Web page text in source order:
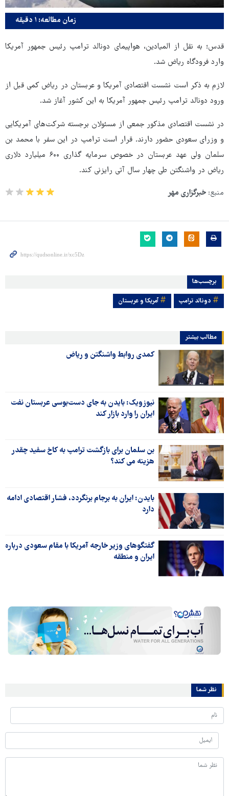
زمان مطالعه: ۱ دقیقه
قدس؛ به نقل از المیادین، هواپیمای دونالد ترامپ رئیس جمهور آمریکا
وارد فرودگاه ریاض شد.
لازم به ذکر است نشست اقتصادی آمریکا و عربستان در ریاض کمی قبل از
ورود دونالد ترامپ رئیس جمهور آمریکا به این کشور آغاز شد.
در نشست اقتصادی مذکور جمعی از مسئولان برجسته شرکت‌های آمریکایی
و وزرای سعودی حضور دارند. قرار است ترامپ در این سفر با محمد بن
سلمان ولی عهد عربستان در خصوص سرمایه گذاری ۶۰۰ میلیارد دلاری
ریاض در واشنگتن طی چهار سال آتی رایزنی کند.
منبع: خبرگزاری مهر
برچسب‌ها
دونالد ترامپ آمریکا و عربستان
مطالب بیشتر
کمدی روابط واشنگتن و ریاض
نیوزویک: بایدن به جای دست‌بوسی عربستان نفت
ایران را وارد بازار کند
بن سلمان برای بازگشت ترامپ به کاخ سفید چقدر
هزینه می کند؟
بایدن: ایران به برجام برنگردد، فشار اقتصادی ادامه
دارد
گفتگوهای وزیر خارجه آمریکا با مقام سعودی درباره
ایران و منطقه
نظر شما